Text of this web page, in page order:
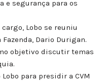
e segurança para os
Lobo se reuniu
Dario Durigan.
objetivo discutir temas
para presidir a CVM